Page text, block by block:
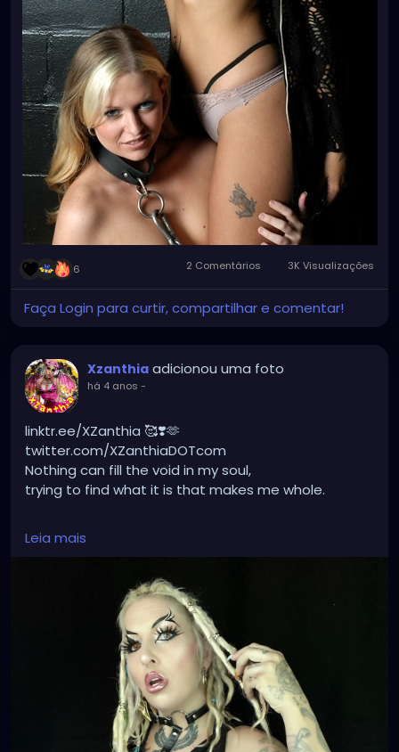
6 2 Comentários 3K Visualizações
Faça Login para curtir, compartilhar e comentar!
Xzanthia adicionou uma foto
há 4 anos -
linktr.ee/XZanthia 🥰❣️🫶
twitter.com/XZanthiaDOTcom
Nothing can fill the void in my soul,
trying to find what it is that makes me whole.
#gothboy
#gothicgirl
#grungeaesthetic
Leia mais